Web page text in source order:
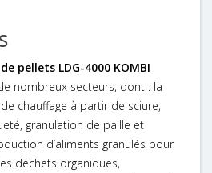
pellets LDG-4000 KOMBI
nombreux secteurs, dont : la
chauffage à partir de sciure,
granulation de paille et
d’aliments granulés pour
déchets organiques,